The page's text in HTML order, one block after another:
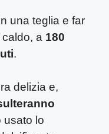
una teglia e far
a 180
.
delizia e,
usato lo